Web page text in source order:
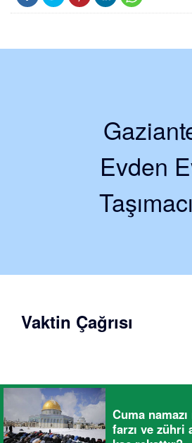
Evden
Vaktin Çağrısı
Cuma namazı
farzı ve zühri